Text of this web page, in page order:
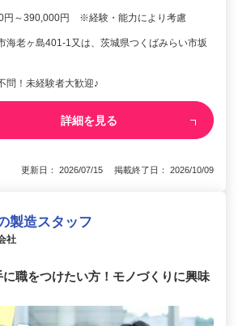
円～390,000円 ※経験・能力により考慮
海老ヶ島401-1又は、茨城県つくばみらい市坂
問！未経験者大歓迎♪
詳細を見る
更新日： 2026/07/15 掲載終了日： 2026/10/09
製造スタッフ
社
職をつけたい方！モノづくりに興味